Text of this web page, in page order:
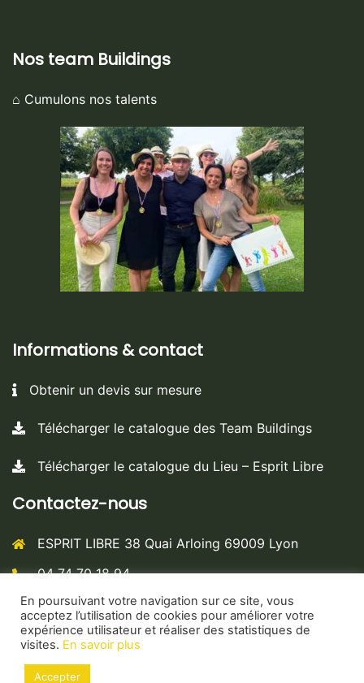
Nos team Buildings
⌂ Cumulons nos talents
Informations & contact
Obtenir un devis sur mesure
Télécharger le catalogue des Team Buildings
Télécharger le catalogue du Lieu – Esprit Libre
Contactez-nous
ESPRIT LIBRE 38 Quai Arloing 69009 Lyon
04 74 70 18 94
contact@esprit-libre.biz
Esprit Libre - Team building & Espace créatif pour les
entreprises à Lyon
En poursuivant votre navigation sur ce site, vous
acceptez l’utilisation de cookies pour améliorer votre
expérience utilisateur et réaliser des statistiques de
visites. En savoir plus
Accepter